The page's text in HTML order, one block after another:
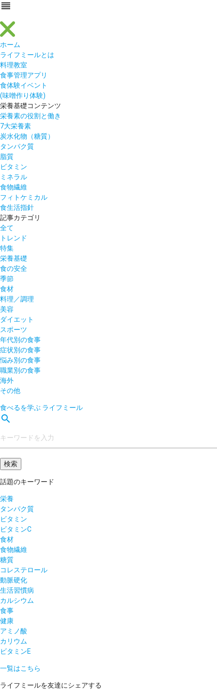
reorder
ホーム
ライフミールとは
料理教室
食事管理アプリ
食体験イベント
(味噌作り体験)
栄養基礎コンテンツ
栄養素の役割と働き
7大栄養素
炭水化物（糖質）
タンパク質
脂質
ビタミン
ミネラル
食物繊維
フィトケミカル
食生活指針
記事カテゴリ
全て
トレンド
特集
栄養基礎
食の安全
季節
食材
料理／調理
美容
ダイエット
スポーツ
年代別の食事
症状別の食事
悩み別の食事
職業別の食事
海外
その他
食べるを学ぶ ライフミール
search
話題のキーワード
栄養
タンパク質
ビタミン
ビタミンC
食材
食物繊維
糖質
コレステロール
動脈硬化
生活習慣病
カルシウム
食事
健康
アミノ酸
カリウム
ビタミンE
一覧はこちら
ライフミールを友達にシェアする